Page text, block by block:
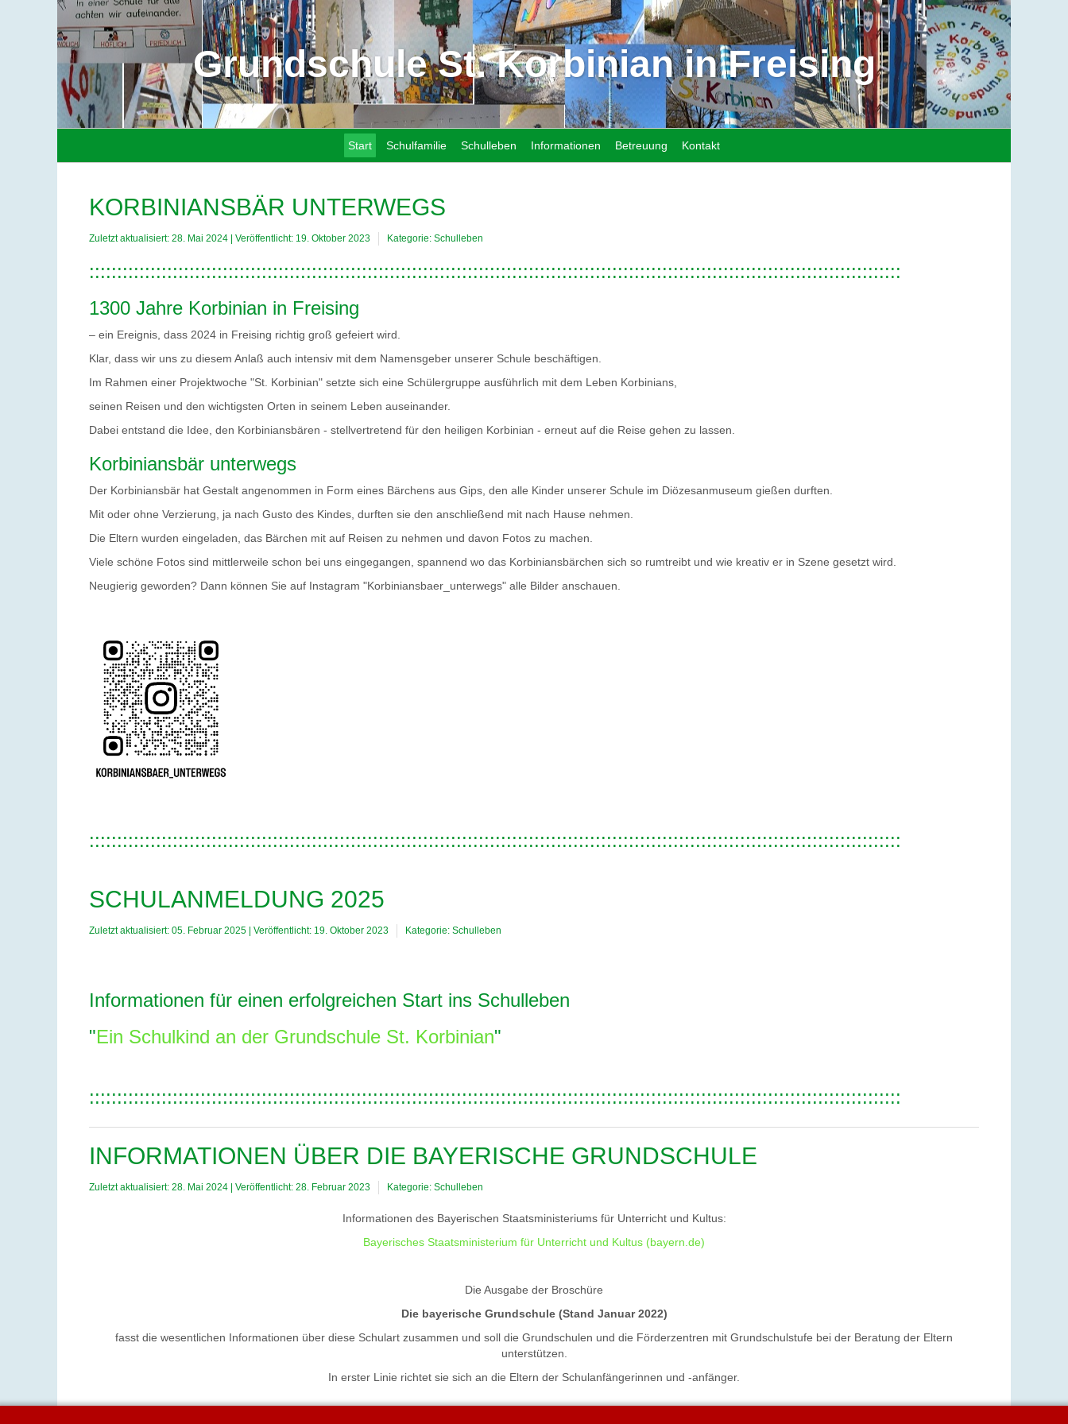
Grundschule St. Korbinian in Freising
Start Schulfamilie Schulleben Informationen Betreuung Kontakt
KORBINIANSBÄR UNTERWEGS
Zuletzt aktualisiert: 28. Mai 2024 Veröffentlicht: 19. Oktober 2023 Kategorie: Schulleben
::::::::::::::::::::::::::::::::::::::::::::::::::::::::::::::::::::::::::::::::::::::::::::::::::::::::::::::::::::::::::::::::::::::::::::::::::
1300 Jahre Korbinian in Freising
– ein Ereignis, dass 2024 in Freising richtig groß gefeiert wird.
Klar, dass wir uns zu diesem Anlaß auch intensiv mit dem Namensgeber unserer Schule beschäftigen.
Im Rahmen einer Projektwoche "St. Korbinian" setzte sich eine Schülergruppe ausführlich mit dem Leben Korbinians,
seinen Reisen und den wichtigsten Orten in seinem Leben auseinander.
Dabei entstand die Idee, den Korbiniansbären - stellvertretend für den heiligen Korbinian - erneut auf die Reise gehen zu lassen.
Korbiniansbär unterwegs
Der Korbiniansbär hat Gestalt angenommen in Form eines Bärchens aus Gips, den alle Kinder unserer Schule im Diözesanmuseum gießen durften.
Mit oder ohne Verzierung, ja nach Gusto des Kindes, durften sie den anschließend mit nach Hause nehmen.
Die Eltern wurden eingeladen, das Bärchen mit auf Reisen zu nehmen und davon Fotos zu machen.
Viele schöne Fotos sind mittlerweile schon bei uns eingegangen, spannend wo das Korbiniansbärchen sich so rumtreibt und wie kreativ er in Szene gesetzt wird.
Neugierig geworden? Dann können Sie auf Instagram "Korbiniansbaer_unterwegs" alle Bilder anschauen.
::::::::::::::::::::::::::::::::::::::::::::::::::::::::::::::::::::::::::::::::::::::::::::::::::::::::::::::::::::::::::::::::::::::::::::::::::
SCHULANMELDUNG 2025
Zuletzt aktualisiert: 05. Februar 2025 Veröffentlicht: 19. Oktober 2023 Kategorie: Schulleben
Informationen für einen erfolgreichen Start ins Schulleben
"Ein Schulkind an der Grundschule St. Korbinian"
::::::::::::::::::::::::::::::::::::::::::::::::::::::::::::::::::::::::::::::::::::::::::::::::::::::::::::::::::::::::::::::::::::::::::::::::::
INFORMATIONEN ÜBER DIE BAYERISCHE GRUNDSCHULE
Zuletzt aktualisiert: 28. Mai 2024 Veröffentlicht: 28. Februar 2023 Kategorie: Schulleben
Informationen des Bayerischen Staatsministeriums für Unterricht und Kultus:
Bayerisches Staatsministerium für Unterricht und Kultus (bayern.de)
Die Ausgabe der Broschüre
Die bayerische Grundschule (Stand Januar 2022)
fasst die wesentlichen Informationen über diese Schulart zusammen und soll die Grundschulen und die Förderzentren mit Grundschulstufe bei der Beratung der Eltern
unterstützen.
In erster Linie richtet sie sich an die Eltern der Schulanfängerinnen und -anfänger.